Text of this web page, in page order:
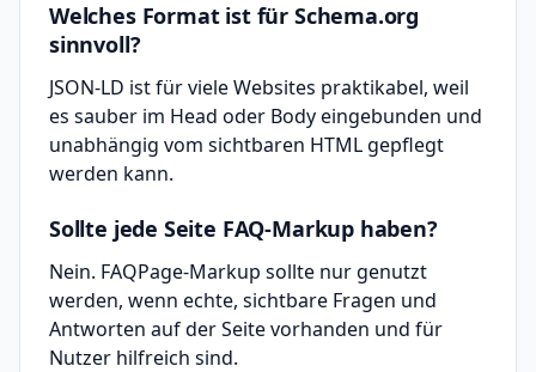
Welches Format ist für Schema.org
sinnvoll?
JSON-LD ist für viele Websites praktikabel, weil
es sauber im Head oder Body eingebunden und
unabhängig vom sichtbaren HTML gepflegt
werden kann.
Sollte jede Seite FAQ-Markup haben?
Nein. FAQPage-Markup sollte nur genutzt
werden, wenn echte, sichtbare Fragen und
Antworten auf der Seite vorhanden und für
Nutzer hilfreich sind.